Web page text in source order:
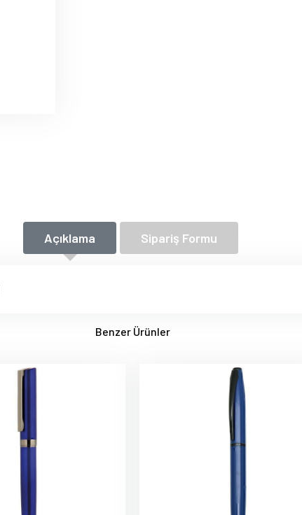
Açıklama Sipariş Formu
Benzer Ürünler